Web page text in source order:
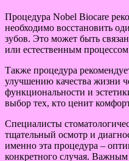
Процедура Nobel Biocare
необходимо восстановить
зубов. Это может быть
или естественным процессом
Также процедура
улучшению качества жизни
функциональности и
выбор тех, кто ценит
Специалисты
тщательный осмотр и
именно эта процедура –
конкретного случая. Важным